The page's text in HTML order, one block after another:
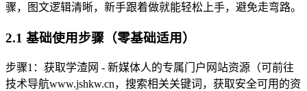
骤，图文逻辑清晰，新手跟着做就能轻松上手，避免走弯路。
2.1 基础使用步骤（零基础适用）
步骤1：获取学渣网 - 新媒体人的专属门户网站资源（可前往
技术导航www.jshkw.cn，搜索相关关键词，获取安全可用的资